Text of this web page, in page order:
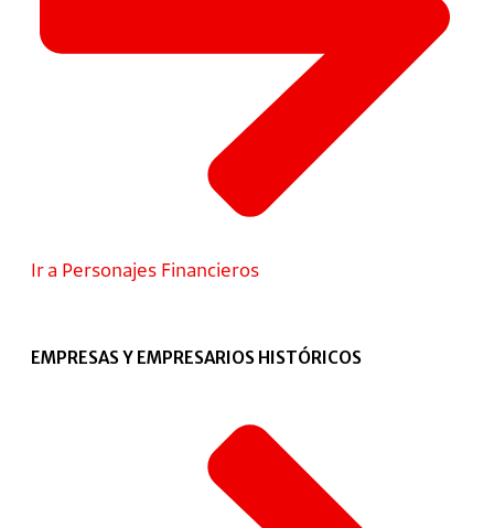
Ir a Personajes Financieros
EMPRESAS Y EMPRESARIOS HISTÓRICOS